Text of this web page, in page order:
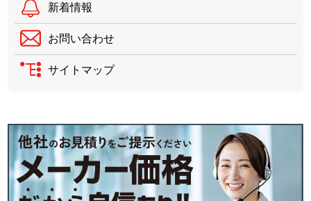
新着情報
お問い合わせ
サイトマップ